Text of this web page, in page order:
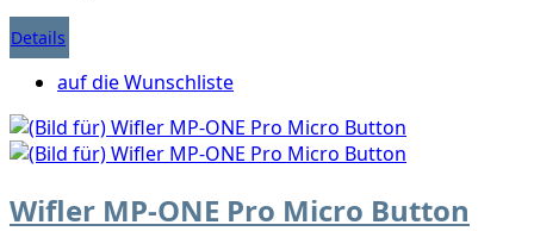
Details
auf die Wunschliste
Wifler MP-ONE Pro Micro Button